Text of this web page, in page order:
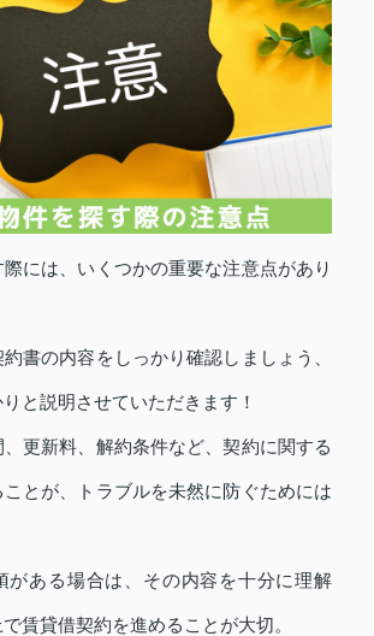
には、いくつかの重要な注意点があり
書の内容をしっかり確認しましょう、
と説明させていただきます！
更新料、解約条件など、契約に関する
とが、トラブルを未然に防ぐためには
がある場合は、その内容を十分に理解
賃貸借契約を進めることが大切。